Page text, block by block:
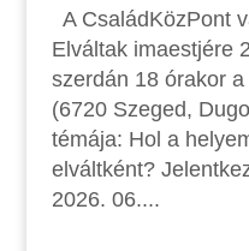
A CsaládKözPont
Elváltak imaestjére
szerdán 18 órakor
(6720 Szeged,
témája: Hol a
elváltként?
2026. 06....